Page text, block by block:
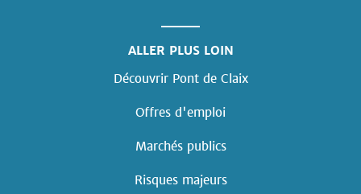
ALLER PLUS LOIN
Découvrir Pont de Claix
Offres d'emploi
Marchés publics
Risques majeurs